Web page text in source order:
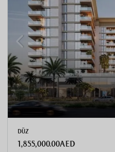
DÜZ
1,855,000.00AED